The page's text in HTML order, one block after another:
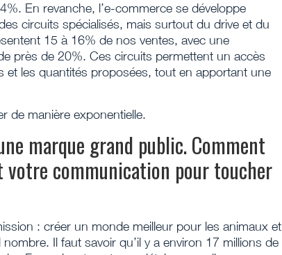
En revanche, l’e-commerce se développe
circuits spécialisés, mais surtout du drive et du
15 à 16% de nos ventes, avec une
près de 20%. Ces circuits permettent un accès
les quantités proposées, tout en apportant une
de manière exponentielle.
marque grand public. Comment
communication pour toucher
: créer un monde meilleur pour les animaux et
Il faut savoir qu’il y a environ 17 millions de